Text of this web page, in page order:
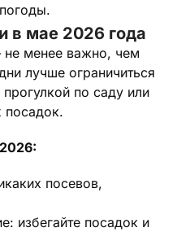
в мае 2026 года
не менее важно, чем
лучше ограничиться
по саду или
посадок.
посевов,
избегайте посадок и